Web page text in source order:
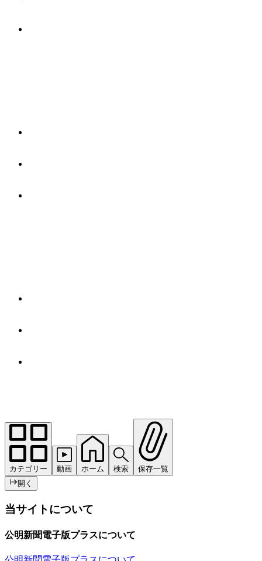
カテゴリー 動画 ホーム 検索
保存一覧
開く
当サイトについて
公明新聞電子版プラスについて